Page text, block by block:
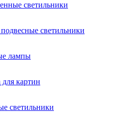
светильники
светильники
лампы
картин
светильники